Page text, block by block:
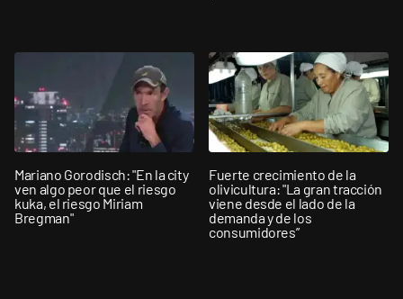
Mariano Gorodisch: "En la city
ven algo peor que el riesgo
kuka, el riesgo Miriam
Bregman"
Fuerte crecimiento de la
olivicultura: "La gran tracción
viene desde el lado de la
demanda y de los
consumidores”